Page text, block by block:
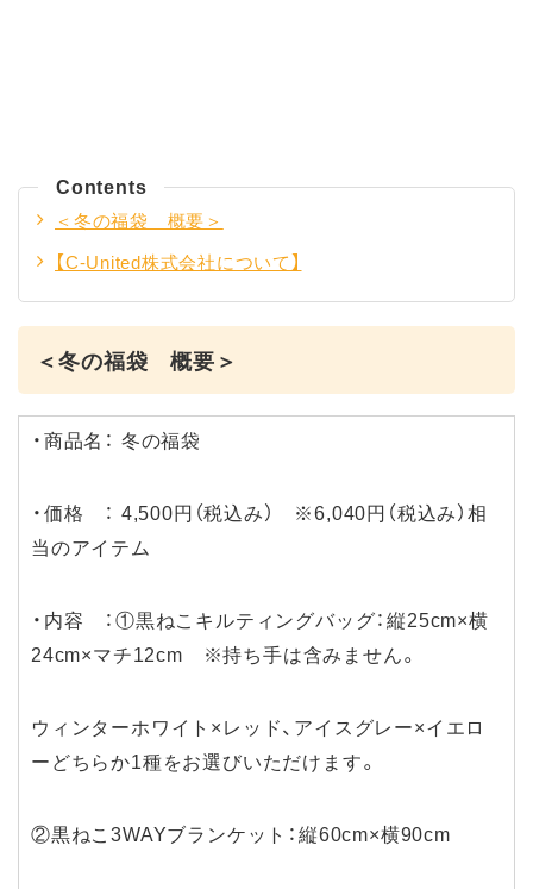
Contents
＜冬の福袋 概要＞
【C-United株式会社について】
＜冬の福袋 概要＞
・商品名： 冬の福袋
・価格 ： 4,500円（税込み） ※6,040円（税込み）相
当のアイテム
・内容 ：①黒ねこキルティングバッグ：縦25cm×横
24cm×マチ12cm ※持ち手は含みません。
ウィンターホワイト×レッド、アイスグレー×イエロ
ーどちらか1種をお選びいただけます。
②黒ねこ3WAYブランケット：縦60cm×横90cm